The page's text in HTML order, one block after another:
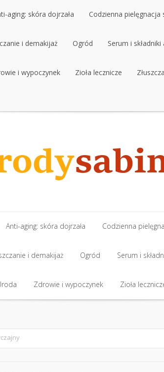
aging: skóra dojrzała
aging: skóra dojrzała
Codzienna pielęgnacja
Codzienna pielęgnacja
i demakijaż
i demakijaż
Ogród
Ogród
Serum i
Serum i
i wypoczynek Zioła lecznicze
Anti-aging: skóra dojrzała
Anti-aging: skóra dojrzała
Codzienna
Codzienna
i demakijaż
i demakijaż
Ogród
Ogród
Serum i
Serum i
Zdrowie i wypoczynek Zioła